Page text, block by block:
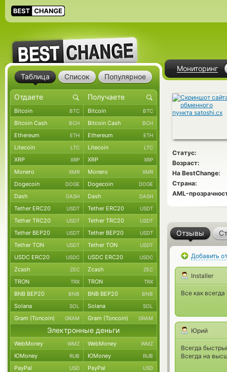
Мониторинг
Статус:
Возраст:
На BestChange:
Страна:
AML-
Отзывы
Добавить
Installer
Все как
Юрий
Всегда
Всегда на
Таблица Список Популярное
Bitcoin BTC Bitcoin BTC
Bitcoin Cash BCH Bitcoin Cash BCH
Ethereum ETH Ethereum ETH
Litecoin LTC Litecoin LTC
XRP XRP XRP XRP
Monero XMR Monero XMR
Dogecoin DOGE Dogecoin DOGE
Dash DASH Dash DASH
Tether ERC20 USDT Tether ERC20 USDT
Tether TRC20 USDT Tether TRC20 USDT
Tether BEP20 USDT Tether BEP20 USDT
Tether TON USDT Tether TON USDT
USDC ERC20 USDC USDC ERC20 USDC
Zcash ZEC Zcash ZEC
TRON TRX TRON TRX
BNB BEP20 BNB BNB BEP20 BNB
Solana SOL Solana SOL
Gram (Toncoin) GRAM Gram (Toncoin) GRAM
Электронные деньги
WebMoney WMZ WebMoney WMZ
ЮMoney RUB ЮMoney RUB
PayPal USD PayPal USD